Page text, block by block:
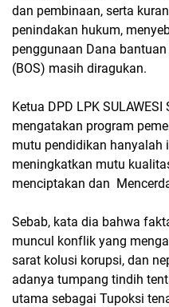
dan pembinaan, serta
penindakan hukum,
penggunaan Dana
(BOS) masih diragukan.
Ketua DPD LPK
mengatakan program
mutu pendidikan hanyalah
meningkatkan mutu
menciptakan dan
Sebab, kata dia bahwa
muncul konflik yang
sarat kolusi korupsi, dan
adanya tumpang tindih
utama sebagai Tupoksi